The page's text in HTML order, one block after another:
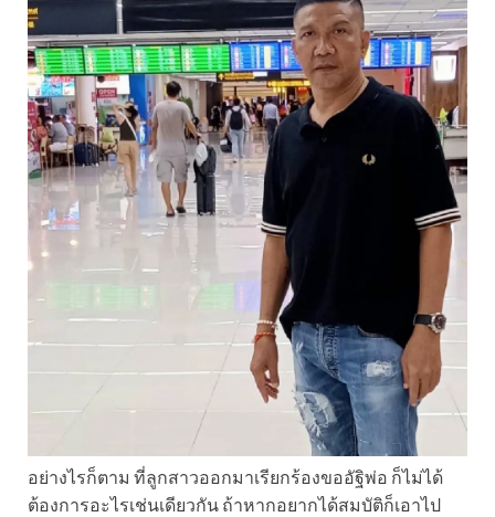
อย่างไรก็ตาม ที่ลูกสาวออกมาเรียกร้องขออัฐิพ่อ ก็ไม่ได้
ต้องการอะไรเช่นเดียวกัน ถ้าหากอยากได้สมบัติก็เอาไป